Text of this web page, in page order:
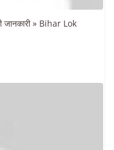
जानकारी » Bihar Lok